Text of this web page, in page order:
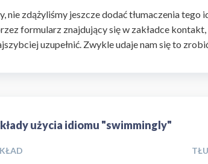
nie zdążyliśmy jeszcze dodać tłumaczenia tego
formularz znajdujący się w zakładce
uzupełnić. Zwykle udaje nam się to
użycia idiomu "swimmingly"